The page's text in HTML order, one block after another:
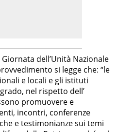
dell’Unità Nazionale
si legge che: “le
e locali e gli istituti
nel rispetto dell’
promuovere e
incontri, conferenze
e testimonianze sui temi